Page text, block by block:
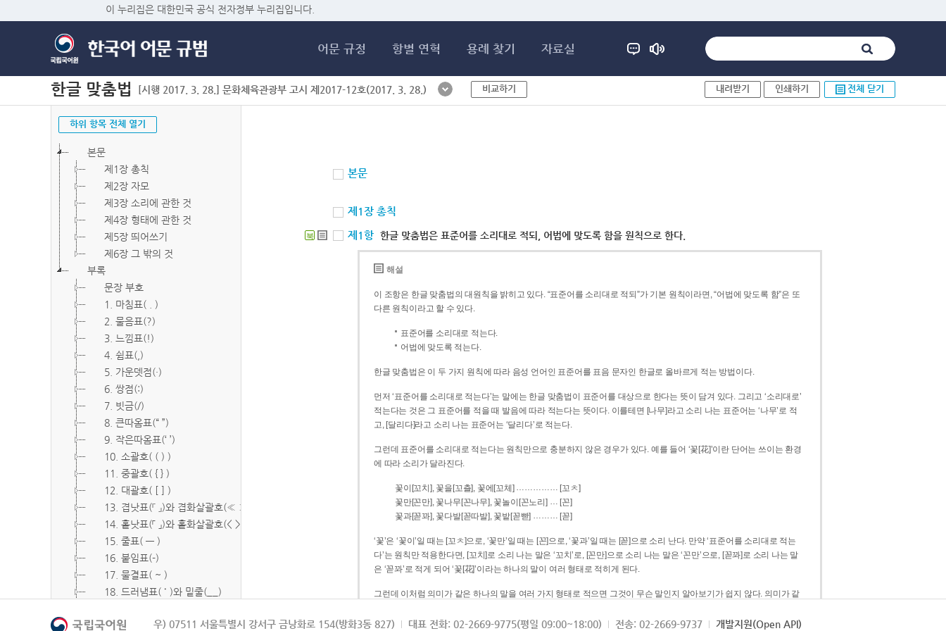
이 누리집은 대한민국 공식 전자정부 누리집입니다.
어문 규정 항별 연혁 용례 찾기 자료실
한글 맞춤법 [시행 2017. 3. 28.] 문화체육관광부 고시 제2017-12호(2017. 3. 28.) 비교하기 내려받기 인쇄하기 전체 닫기
하위 항목 전체 열기
본문
제1장 총칙
제2장 자모
제3장 소리에 관한 것
제4장 형태에 관한 것
제5장 띄어쓰기
제6장 그 밖의 것
부록
문장 부호
1. 마침표( . )
2. 물음표(?)
3. 느낌표(!)
4. 쉼표(,)
5. 가운뎃점(·)
6. 쌍점(:)
7. 빗금(/)
8. 큰따옴표(“ ”)
9. 작은따옴표(‘ ’)
10. 소괄호( ( ) )
11. 중괄호( { } )
12. 대괄호( [ ] )
13. 겹낫표(『 』)와 겹화살괄호(≪ ≫)
14. 홑낫표(「 」)와 홑화살괄호(< >)
15. 줄표( ― )
16. 붙임표(-)
17. 물결표( ~ )
18. 드러냄표( ˙ )와 밑줄(__)
20. 빠짐표( □ )
본문
제1장 총칙
북 제1항 한글 맞춤법은 표준어를 소리대로 적되, 어법에 맞도록 함을 원칙으로 한다.
해설
이 조항은 한글 맞춤법의 대원칙을 밝히고 있다. “표준어를 소리대로 적되”가 기본 원칙이라면, “어법에 맞도록 함”은 또
다른 원칙이라고 할 수 있다.
표준어를 소리대로 적는다.
어법에 맞도록 적는다.
한글 맞춤법은 이 두 가지 원칙에 따라 음성 언어인 표준어를 표음 문자인 한글로 올바르게 적는 방법이다.
먼저 ‘표준어를 소리대로 적는다’는 말에는 한글 맞춤법이 표준어를 대상으로 한다는 뜻이 담겨 있다. 그리고 ‘소리대로’
적는다는 것은 그 표준어를 적을 때 발음에 따라 적는다는 뜻이다. 이를테면 [나무]라고 소리 나는 표준어는 ‘나무’로 적
고, [달리다]라고 소리 나는 표준어는 ‘달리다’로 적는다.
그런데 표준어를 소리대로 적는다는 원칙만으로 충분하지 않은 경우가 있다. 예를 들어 ‘꽃[花]’이란 단어는 쓰이는 환경
에 따라 소리가 달라진다.
꽃이[꼬치], 꽃을[꼬츨], 꽃에[꼬체] …………… [꼬ㅊ]
꽃만[꼰만], 꽃나무[꼰나무], 꽃놀이[꼰노리] … [꼰]
꽃과[꼳꽈], 꽃다발[꼳따발], 꽃밭[꼳빧] ……… [꼳]
‘꽃’은 ‘꽃이’일 때는 [꼬ㅊ]으로, ‘꽃만’일 때는 [꼰]으로, ‘꽃과’일 때는 [꼳]으로 소리 난다. 만약 ‘표준어를 소리대로 적는
다’는 원칙만 적용한다면, [꼬치]로 소리 나는 말은 ‘꼬치’로, [꼰만]으로 소리 나는 말은 ‘꼰만’으로, [꼳꽈]로 소리 나는 말
은 ‘꼳꽈’로 적게 되어 ‘꽃[花]’이라는 하나의 말이 여러 형태로 적히게 된다.
그런데 이처럼 의미가 같은 하나의 말을 여러 가지 형태로 적으면 그것이 무슨 말인지 알아보기가 쉽지 않다. 의미가 같
되게 적는 것이 의미를 파악하는 데 효과적이다.
우) 07511 서울특별시 강서구 금낭화로 154(방화3동 827) 대표 전화: 02-2669-9775(평일 09:00~18:00) 전송: 02-2669-9737 개발지원(Open API)